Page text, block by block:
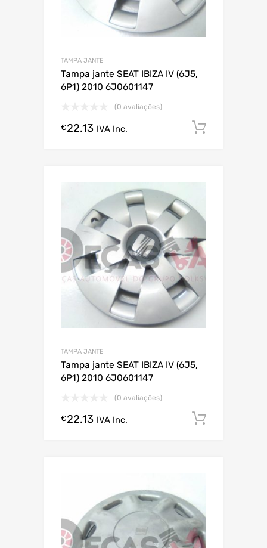
TAMPA JANTE
Tampa jante SEAT IBIZA IV (6J5,
6P1) 2010 6J0601147
(0 avaliações)
€22.13 IVA Inc.
TAMPA JANTE
Tampa jante SEAT IBIZA IV (6J5,
6P1) 2010 6J0601147
(0 avaliações)
€22.13 IVA Inc.